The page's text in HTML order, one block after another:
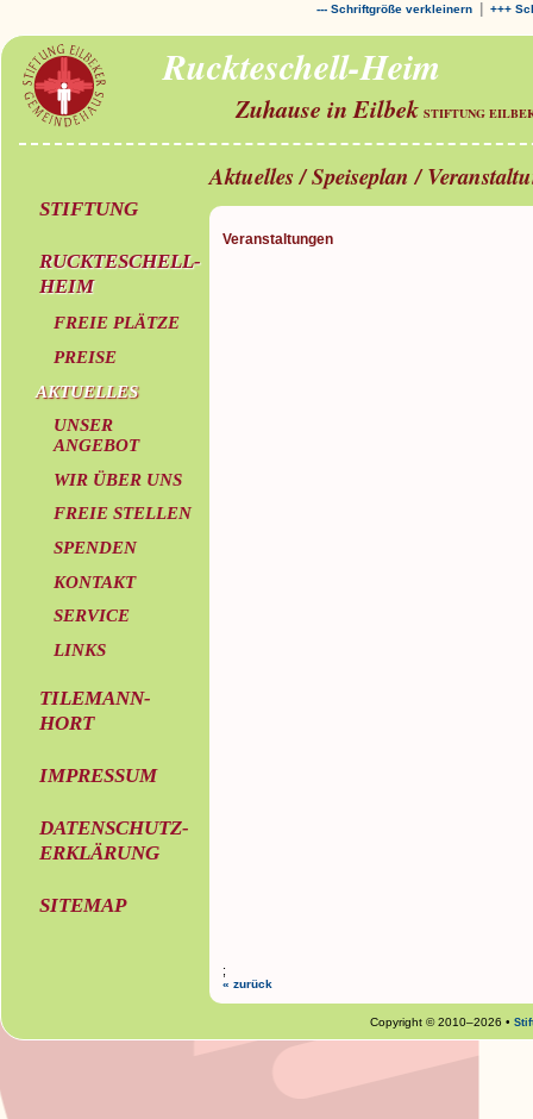
--- Schriftgröße verkleinern | +++
Ruckteschell-Heim
Zuhause in Eilbek STIFTUNG
STIFTUNG
RUCKTESCHELL-
HEIM
FREIE PLÄTZE
PREISE
AKTUELLES
UNSER
ANGEBOT
WIR ÜBER UNS
FREIE STELLEN
SPENDEN
KONTAKT
SERVICE
LINKS
TILEMANN-
HORT
IMPRESSUM
DATENSCHUTZ-
ERKLÄRUNG
SITEMAP
Aktuelles / Speiseplan /
Veranstaltungen
;
« zurück
Copyright © 2010–2026 •